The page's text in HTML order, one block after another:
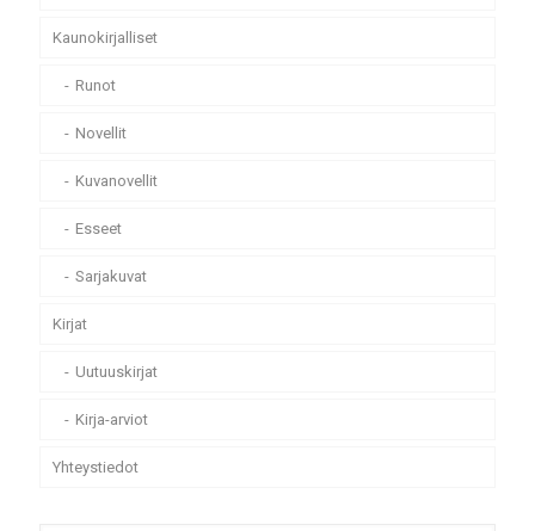
Kaunokirjalliset
Runot
Novellit
Kuvanovellit
Esseet
Sarjakuvat
Kirjat
Uutuuskirjat
Kirja-arviot
Yhteystiedot